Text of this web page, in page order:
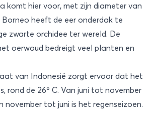
komt hier voor, met zijn diameter van
Borneo heeft de eer onderdak te
zwarte orchidee ter wereld. De
oerwoud bedreigt veel planten en
van Indonesië zorgt ervoor dat het
rond de 26º C. Van juni tot november
november tot juni is het regenseizoen.